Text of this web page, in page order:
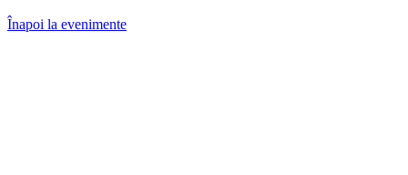
Înapoi la evenimente